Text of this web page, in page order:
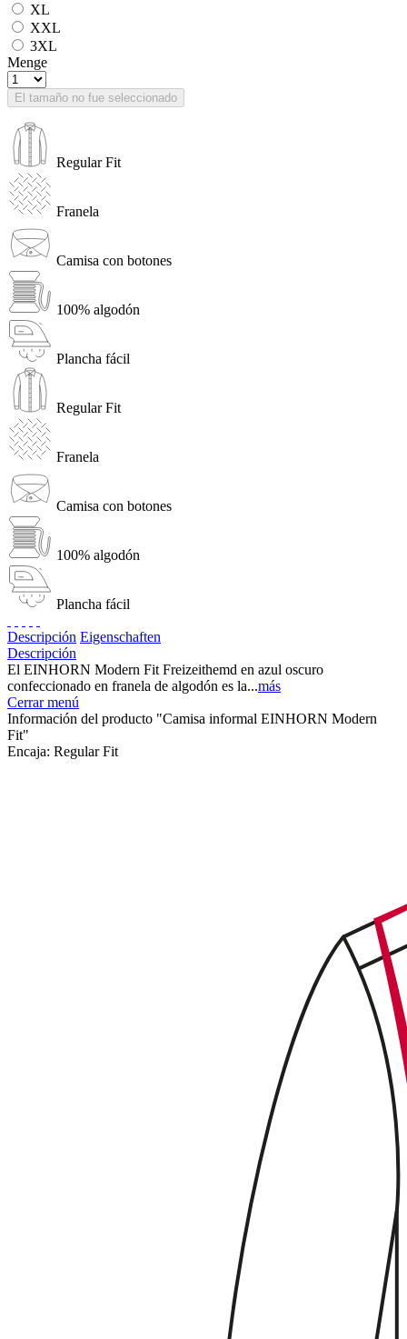
XL
XXL
3XL
Menge
El tamaño no fue seleccionado
Regular Fit
Franela
Camisa con botones
100% algodón
Plancha fácil
Regular Fit
Franela
Camisa con botones
100% algodón
Plancha fácil
Descripción Eigenschaften
Descripción
El EINHORN Modern Fit Freizeithemd en azul oscuro
confeccionado en franela de algodón es la...más
Cerrar menú
Información del producto "Camisa informal EINHORN Modern
Fit"
Encaja: Regular Fit